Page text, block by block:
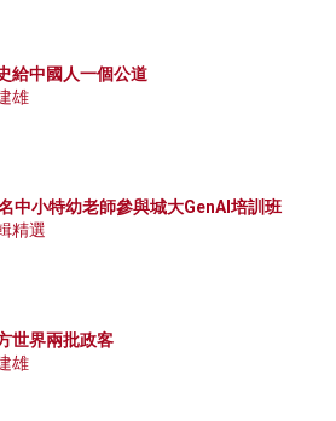
給中國人一個公道
雄
中小特幼老師參與城大GenAI培訓班
精選
世界兩批政客
雄